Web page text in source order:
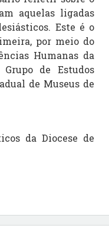
aquelas ligadas
Este é o
por meio do
Humanas da
de Estudos
de Museus de
da Diocese de